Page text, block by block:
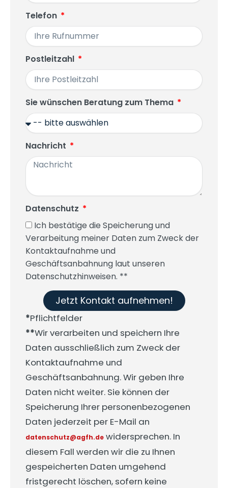
Telefon
Postleitzahl
Sie wünschen Beratung zum Thema
Nachricht
Datenschutz
Ich bestätige die Speicherung und
Verarbeitung meiner Daten zum Zweck der
Kontaktaufnahme und
Geschäftsanbahnung laut unseren
Datenschutzhinweisen. **
Jetzt Kontakt aufnehmen!
*Pflichtfelder
**Wir verarbeiten und speichern Ihre
Daten ausschließlich zum Zweck der
Kontaktaufnahme und
Geschäftsanbahnung. Wir geben Ihre
Daten nicht weiter. Sie können der
Speicherung Ihrer personenbezogenen
Daten jederzeit per E-Mail an
datenschutz@agfh.de widersprechen. In
diesem Fall werden wir die zu Ihnen
gespeicherten Daten umgehend
fristgerecht löschen, sofern keine